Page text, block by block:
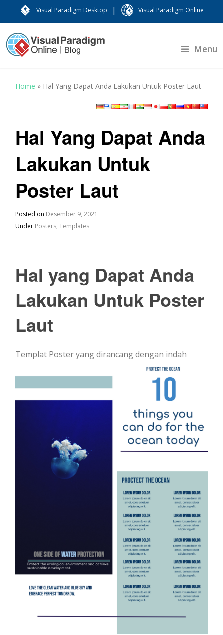
Visual Paradigm Desktop | Visual Paradigm Online
Menu
Home » Hal Yang Dapat Anda Lakukan Untuk Poster Laut
Hal Yang Dapat Anda
Lakukan Untuk
Poster Laut
Posted on Desember 9, 2021
Under Posters,Templates
Hal yang Dapat Anda
Lakukan Untuk Poster
Laut
Templat Poster yang dirancang dengan indah